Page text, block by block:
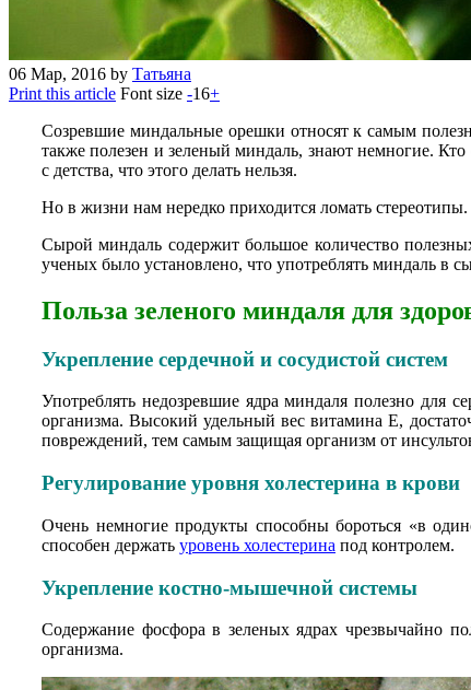
06 Мар, 2016 by Татьяна
Print this article Font size -16+
Созревшие миндальные орешки относят к самым
также полезен и зеленый миндаль, знают немногие.
с детства, что этого делать нельзя.
Но в жизни нам нередко приходится ломать
Сырой миндаль содержит большое количество
ученых было установлено, что употреблять миндаль в
Польза зеленого миндаля для
Укрепление сердечной и сосудистой систем
Употреблять недозревшие ядра миндаля полезно для
организма. Высокий удельный вес витамина Е,
повреждений, тем самым защищая организм от
Регулирование уровня холестерина в крови
Очень немногие продукты способны бороться «в
способен держать уровень холестерина под контролем.
Укрепление костно-мышечной системы
Содержание фосфора в зеленых ядрах чрезвычайно
организма.